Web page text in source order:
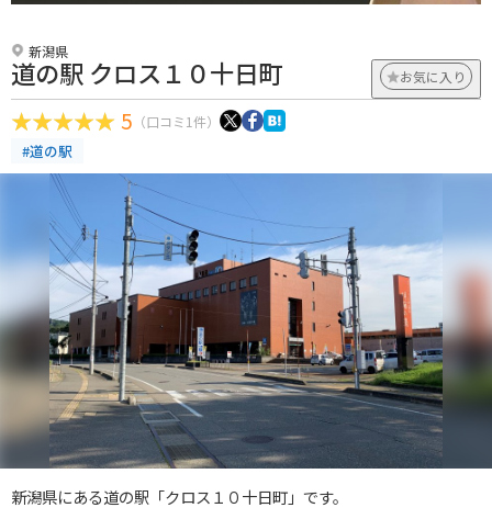
新潟県
道の駅 クロス１０十日町 お気に入り
5 （口コミ1件）
#道の駅
新潟県にある道の駅「クロス１０十日町」です。